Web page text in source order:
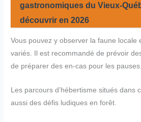
gastronomiques du Vieux-
découvrir en 2026
Vous pouvez y observer la faune locale
variés. Il est recommandé de prévoir
de préparer des en-cas pour les pauses.
Les parcours d’hébertisme situés dans
aussi des défis ludiques en forêt.